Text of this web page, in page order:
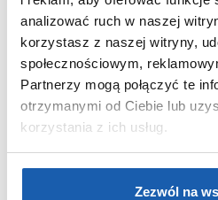
analizować ruch w naszej
korzystasz z naszej witryny,
społecznościowym,
Partnerzy mogą połączyć te
otrzymanymi od Ciebie lub
korzystania z ich usług.
Zezwól na
PRODUKTY
Zegarki
Instrumenty muzyczne
Kalkulatory
SIECI SPRZEDAŻY
SZANOWNA
Używamy plików cookie w
statystycznych i
ruch w tej witrynie,
zapamiętywać